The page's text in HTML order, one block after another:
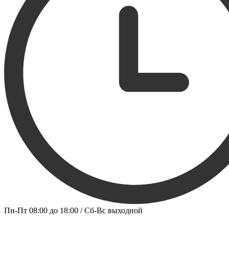
Пн-Пт 08:00 до 18:00 / Сб-Вс выходной